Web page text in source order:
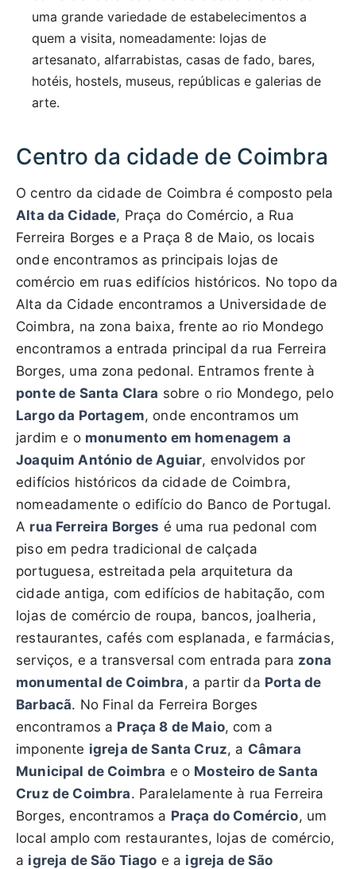
uma grande variedade de estabelecimentos a
quem a visita, nomeadamente: lojas de
artesanato, alfarrabistas, casas de fado, bares,
hotéis, hostels, museus, repúblicas e galerias de
arte.
Centro da cidade de Coimbra
O centro da cidade de Coimbra é composto pela
Alta da Cidade, Praça do Comércio, a Rua
Ferreira Borges e a Praça 8 de Maio, os locais
onde encontramos as principais lojas de
comércio em ruas edifícios históricos. No topo da
Alta da Cidade encontramos a Universidade de
Coimbra, na zona baixa, frente ao rio Mondego
encontramos a entrada principal da rua Ferreira
Borges, uma zona pedonal. Entramos frente à
ponte de Santa Clara sobre o rio Mondego, pelo
Largo da Portagem, onde encontramos um
jardim e o monumento em homenagem a
Joaquim António de Aguiar, envolvidos por
edifícios históricos da cidade de Coimbra,
nomeadamente o edifício do Banco de Portugal.
A rua Ferreira Borges é uma rua pedonal com
piso em pedra tradicional de calçada
portuguesa, estreitada pela arquitetura da
cidade antiga, com edifícios de habitação, com
lojas de comércio de roupa, bancos, joalheria,
restaurantes, cafés com esplanada, e farmácias,
serviços, e a transversal com entrada para zona
monumental de Coimbra, a partir da Porta de
Barbacã. No Final da Ferreira Borges
encontramos a Praça 8 de Maio, com a
imponente igreja de Santa Cruz, a Câmara
Municipal de Coimbra e o Mosteiro de Santa
Cruz de Coimbra. Paralelamente à rua Ferreira
Borges, encontramos a Praça do Comércio, um
local amplo com restaurantes, lojas de comércio,
a igreja de São Tiago e a igreja de São